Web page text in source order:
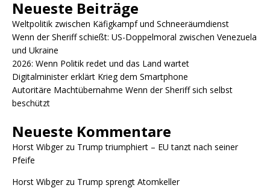
Neueste Beiträge
Weltpolitik zwischen Käfigkampf und Schneeräumdienst
Wenn der Sheriff schießt: US-Doppelmoral zwischen Venezuela
und Ukraine
2026: Wenn Politik redet und das Land wartet
Digitalminister erklärt Krieg dem Smartphone
Autoritäre Machtübernahme Wenn der Sheriff sich selbst
beschützt
Neueste Kommentare
Horst Wibgerzu Trump triumphiert – EU tanzt nach seiner
Pfeife
Horst Wibgerzu Trump sprengt Atomkeller